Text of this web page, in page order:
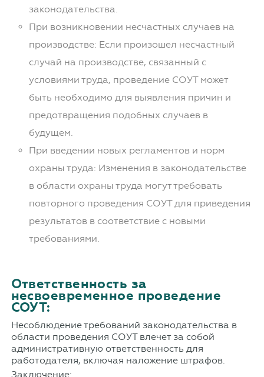
законодательства.
При возникновении несчастных случаев на
производстве: Если произошел несчастный
случай на производстве, связанный с
условиями труда, проведение СОУТ может
быть необходимо для выявления причин и
предотвращения подобных случаев в
будущем.
При введении новых регламентов и норм
охраны труда: Изменения в законодательстве
в области охраны труда могут требовать
повторного проведения СОУТ для приведения
результатов в соответствие с новыми
требованиями.
Ответственность за
несвоевременное проведение
СОУТ:
Несоблюдение требований законодательства в
области проведения СОУТ влечет за собой
административную ответственность для
работодателя, включая наложение штрафов.
Заключение: